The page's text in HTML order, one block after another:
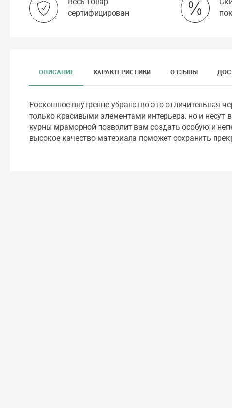
Весь товар
сертифицирован
ОПИСАНИЕ ХАРАКТЕРИСТИКИ ОТЗЫВЫ
Роскошное внутренне убранство это отличительная
только красивыми элементами интерьера, но и несут
курны мраморной позволит вам создать особую и
высокое качество материала поможет сохранить